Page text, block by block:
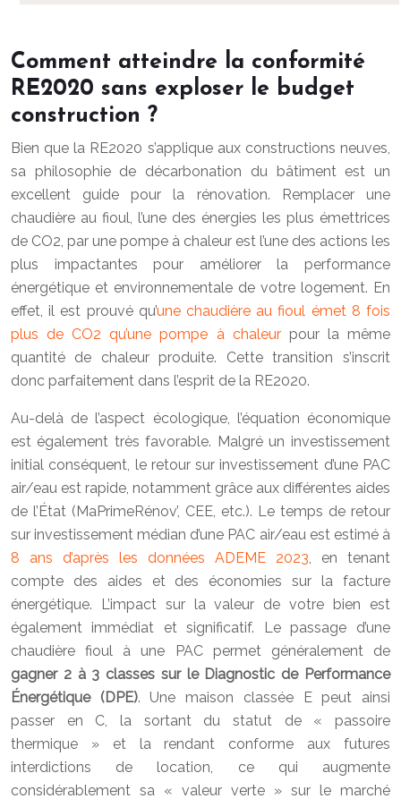
Comment atteindre la conformité
RE2020 sans exploser le budget
construction ?
Bien que la RE2020 s’applique aux constructions neuves,
sa philosophie de décarbonation du bâtiment est un
excellent guide pour la rénovation. Remplacer une
chaudière au fioul, l’une des énergies les plus émettrices
de CO2, par une pompe à chaleur est l’une des actions les
plus impactantes pour améliorer la performance
énergétique et environnementale de votre logement. En
effet, il est prouvé qu’une chaudière au fioul émet 8 fois
plus de CO2 qu’une pompe à chaleurpour la même
quantité de chaleur produite. Cette transition s’inscrit
donc parfaitement dans l’esprit de la RE2020.
Au-delà de l’aspect écologique, l’équation économique
est également très favorable. Malgré un investissement
initial conséquent, le retour sur investissement d’une PAC
air/eau est rapide, notamment grâce aux différentes aides
de l’État (MaPrimeRénov’, CEE, etc.). Le temps de retour
sur investissement médian d’une PAC air/eau est estimé à
8 ans d’après les données ADEME 2023, en tenant
compte des aides et des économies sur la facture
énergétique. L’impact sur la valeur de votre bien est
également immédiat et significatif. Le passage d’une
chaudière fioul à une PAC permet généralement de
gagner 2 à 3 classes sur le Diagnostic de Performance
Énergétique (DPE). Une maison classée E peut ainsi
passer en C, la sortant du statut de « passoire
thermique » et la rendant conforme aux futures
interdictions de location, ce qui augmente
considérablement sa « valeur verte » sur le marché